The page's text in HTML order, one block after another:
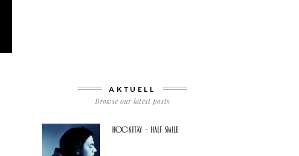
AKTUELL
Browse our latest posts
Hockitay – half smile